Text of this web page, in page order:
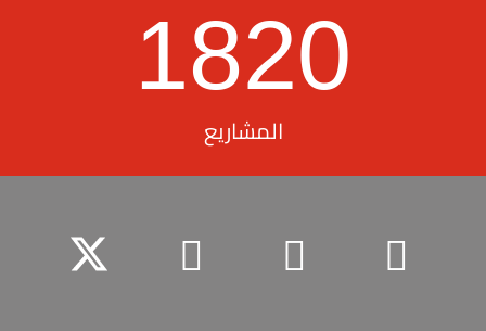
1820
المشاريع